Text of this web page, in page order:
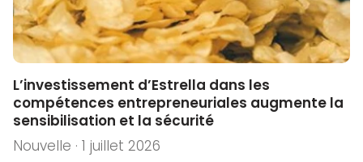
L’investissement d’Estrella dans les
compétences entrepreneuriales augmente la
sensibilisation et la sécurité
Nouvelle · 1 juillet 2026